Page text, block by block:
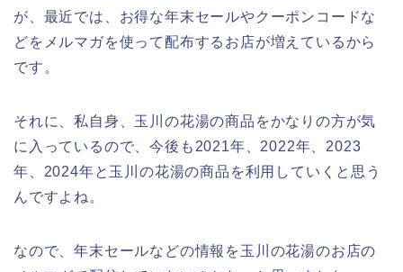
が、最近では、お得な年末セールやクーポンコードな
どをメルマガを使って配布するお店が増えているから
です。
それに、私自身、玉川の花湯の商品をかなりの方が気
に入っているので、今後も2021年、2022年、2023
年、2024年と玉川の花湯の商品を利用していくと思う
んですよね。
なので、年末セールなどの情報を玉川の花湯のお店の